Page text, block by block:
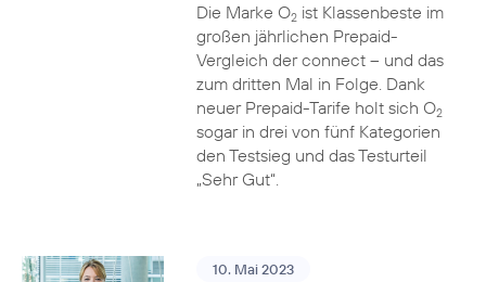
Die Marke O2ist Klassenbeste im
großen jährlichen Prepaid-
Vergleich der connect – und das
zum dritten Mal in Folge. Dank
neuer Prepaid-Tarife holt sich O2
sogar in drei von fünf Kategorien
den Testsieg und das Testurteil
„Sehr Gut“.
10. Mai 2023